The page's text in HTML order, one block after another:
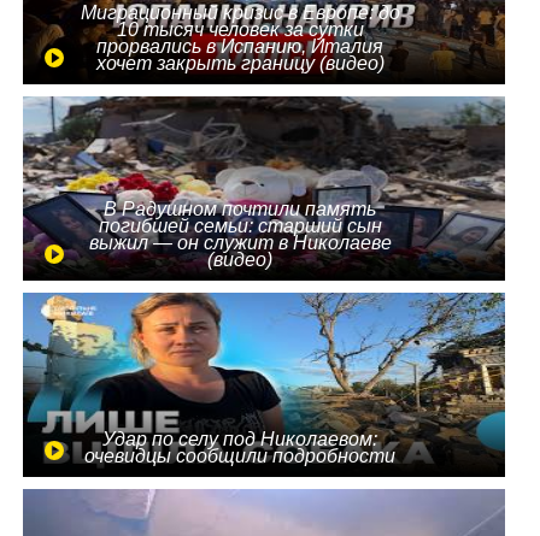
Миграционный кризис в Европе: до
10 тысяч человек за сутки
прорвались в Испанию, Италия
хочет закрыть границу (видео)
В Радушном почтили память
погибшей семьи: старший сын
выжил — он служит в Николаеве
(видео)
Удар по селу под Николаевом:
очевидцы сообщили подробности